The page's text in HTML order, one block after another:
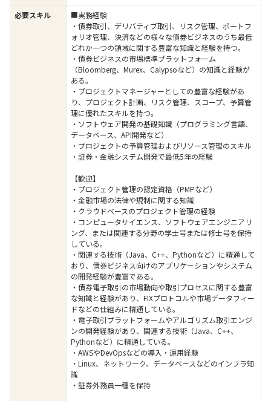
必要スキル
■実務経験
・債券取引、デリバティブ取引、リスク管理、ポートフ
ォリオ管理、決済などの様々な債券ビジネスのうち最低
どれか一つの領域に関する豊富な知識と経験を持つ。
・債券ビジネスの市場標準プラットフォーム
（Bloomberg、Murex、Calypsoなど）の知識と経験が
ある。
・プロジェクトマネージャーとしての豊富な経験があ
り、プロジェクト計画、リスク管理、スコープ、予算管
理に優れたスキルを持つ。
・ソフトウェア開発の基礎知識（プログラミング言語、
データベース、API開発など）
・プロジェクトの予算管理およびリソース管理のスキル
・証券・金融システム開発で最低5年の経験
【歓迎】
・プロジェクト管理の認定資格（PMPなど）
・金融市場の法律や規制に関する知識
・クラウドベースのプロジェクト管理の経験
・コンピュータサイエンス、ソフトウェアエンジニアリ
ング、または関連する分野の学士号または修士号を保持
している。
・関連する技術（Java、C++、Pythonなど）に精通して
おり、債券ビジネス向けのアプリケーションやシステム
の開発経験が豊富である。
・債券電子取引の市場動向や取引プロセスに関する豊富
な知識と経験があり、FIXプロトコルや市場データフィー
ドなどの仕組みに精通している。
・電子取引プラットフォームやアルゴリズム取引エンジ
ンの開発経験があり、関連する技術（Java、C++、
Pythonなど）に精通している。
・AWSやDevOpsなどの導入・運用経験
・Linux、ネットワーク、データベースなどのインフラ知
識
・証券外務員一種を保持